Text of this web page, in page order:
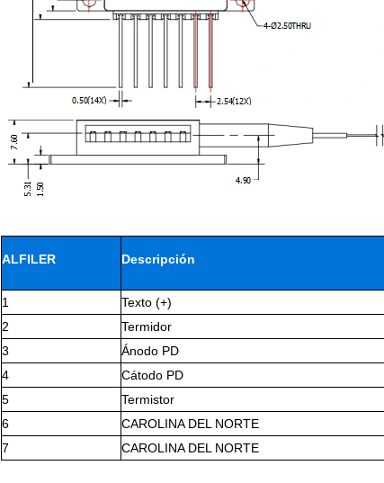
ALFILER Descripción
1 Texto (+)
2
Termidor
3
Ánodo PD
4
Cátodo PD
5
Termistor
6
CAROLINA DEL NORTE
7
CAROLINA DEL NORTE